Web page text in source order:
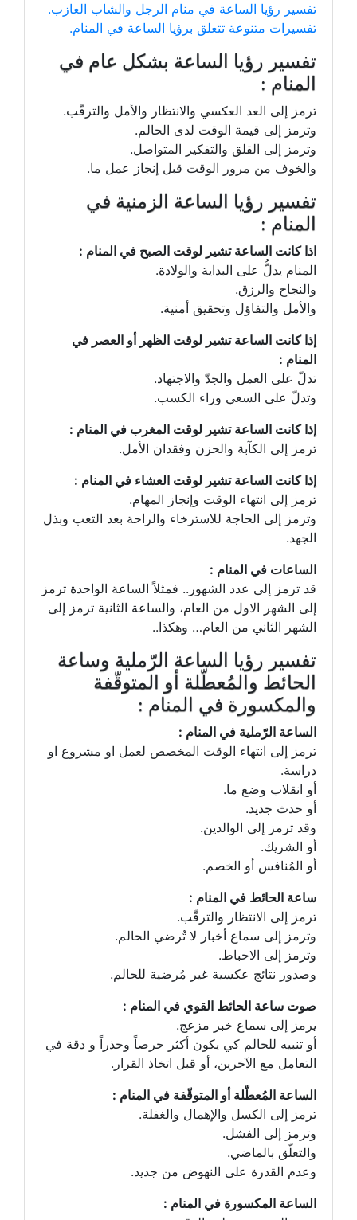
تفسير رؤيا الساعة في منام الرجل والشاب العازب.
تفسيرات متنوعة تتعلق برؤيا الساعة في المنام.
تفسير رؤيا الساعة بشكل عام في
المنام :
ترمز إلى العد العكسي والانتظار والأمل والترقّب.
وترمز إلى قيمة الوقت لدى الحالم.
وترمز إلى القلق والتفكير المتواصل.
والخوف من مرور الوقت قبل إنجاز عمل ما.
تفسير رؤيا الساعة الزمنية في
المنام :
اذا كانت الساعة تشير لوقت الصبح في المنام :
المنام يدلُّ على البداية والولادة.
والنجاح والرزق.
والأمل والتفاؤل وتحقيق أمنية.
إذا كانت الساعة تشير لوقت الظهر أو العصر في
المنام :
تدلّ على العمل والجدّ والاجتهاد.
وتدلّ على السعي وراء الكسب.
إذا كانت الساعة تشير لوقت المغرب في المنام :
ترمز إلى الكآبة والحزن وفقدان الأمل.
إذا كانت الساعة تشير لوقت العشاء في المنام :
ترمز إلى انتهاء الوقت وإنجاز المهام.
وترمز إلى الحاجة للاسترخاء والراحة بعد التعب وبذل
الجهد.
الساعات في المنام :
قد ترمز إلى عدد الشهور.. فمثلاً الساعة الواحدة ترمز
إلى الشهر الاول من العام، والساعة الثانية ترمز إلى
الشهر الثاني من العام… وهكذا..
تفسير رؤيا الساعة الرّملية وساعة
الحائط والمُعطّلة أو المتوقّفة
والمكسورة في المنام :
الساعة الرّملية في المنام :
ترمز إلى انتهاء الوقت المخصص لعمل او مشروع او
دراسة.
أو انقلاب وضع ما.
أو حدث جديد.
وقد ترمز إلى الوالدين.
أو الشريك.
أو المُنافس أو الخصم.
ساعة الحائط في المنام :
ترمز إلى الانتظار والترقّب.
وترمز إلى سماع أخبار لا تُرضي الحالم.
وترمز إلى الاحباط.
وصدور نتائج عكسية غير مُرضية للحالم.
صوت ساعة الحائط القوي في المنام :
يرمز إلى سماع خبر مزعج.
أو تنبيه للحالم كي يكون أكثر حرصاً وحذراً و دقة في
التعامل مع الآخرين، أو قبل اتخاذ القرار.
الساعة المُعطّلة أو المتوقّفة في المنام :
ترمز إلى الكسل والإهمال والغفلة.
وترمز إلى الفشل.
والتعلّق بالماضي.
وعدم القدرة على النهوض من جديد.
الساعة المكسورة في المنام :